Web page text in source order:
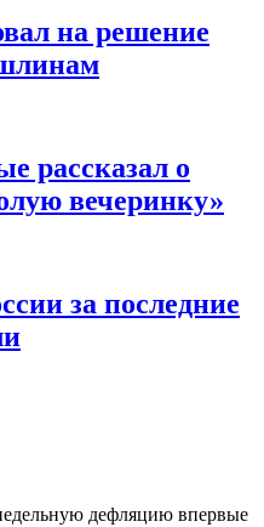
на решение
рассказал о
вечеринку»
за последние
дефляцию впервые